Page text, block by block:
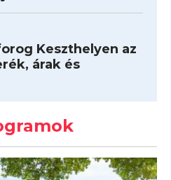
Keszthelyen az
árak és